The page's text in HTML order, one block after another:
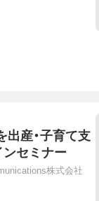
出産・子育て支
ンセミナー
株式会社